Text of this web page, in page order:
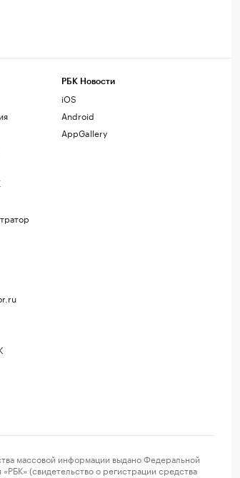
РБК Новости
iOS
Android
AppGallery
массовой информации выдано Федеральной
(свидетельство о регистрации средства